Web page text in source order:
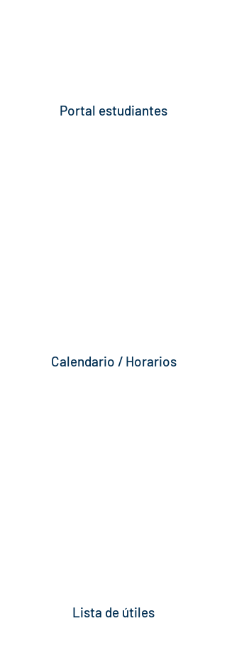
Portal estudiantes
Calendario / Horarios
Lista de útiles